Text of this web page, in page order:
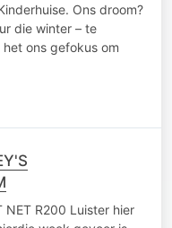
Ons droom?
die winter – te
ons gefokus om
NET R200 Luister hier